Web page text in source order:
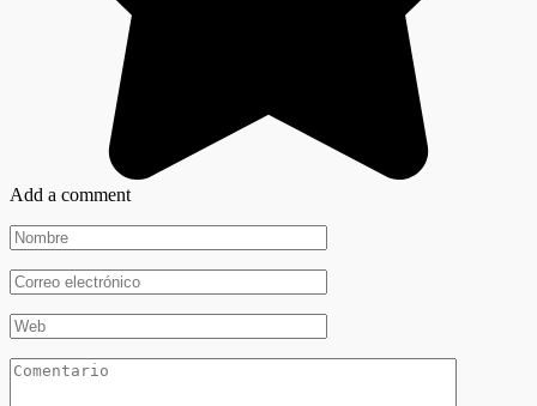
Add a comment
Nombre
*
Correo
electrónico
*Web
Comentario